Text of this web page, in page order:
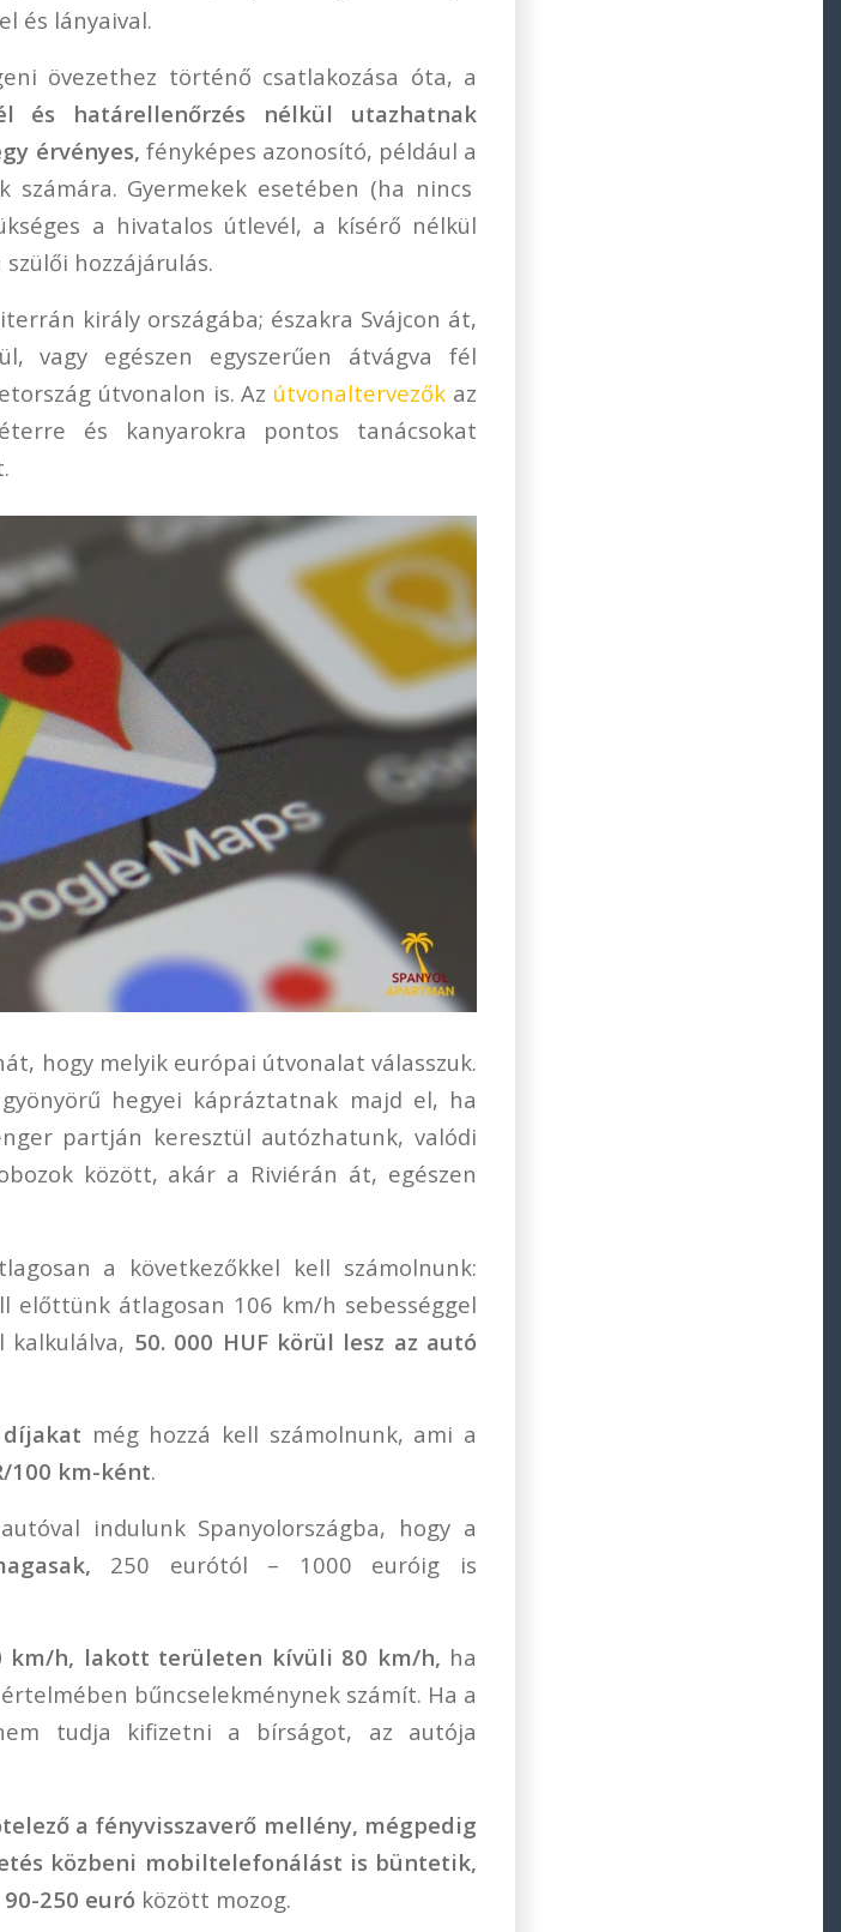
és lányaival.
övezethez történő csatlakozása óta, a
és határellenőrzés nélkül utazhatnak
érvényes, fényképes azonosító, például a
számára. Gyermekek esetében (ha nincs
a hivatalos útlevél, a kísérő nélkül
hozzájárulás.
király országába; északra Svájcon át,
vagy egészen egyszerűen átvágva fél
útvonalon is. Az útvonaltervezők az
és kanyarokra pontos tanácsokat
hogy melyik európai útvonalat válasszuk.
hegyei kápráztatnak majd el, ha
partján keresztül autózhatunk, valódi
között, akár a Riviérán át, egészen
a következőkkel kell számolnunk:
előttünk átlagosan 106 km/h sebességgel
kalkulálva, 50. 000 HUF körül lesz az autó
még hozzá kell számolnunk, ami a
100 km-ként.
indulunk Spanyolországba, hogy a
250 eurótól – 1000 euróig is
km/h, lakott területen kívüli 80 km/h, ha
bűncselekménynek számít. Ha a
tudja kifizetni a bírságot, az autója
a fényvisszaverő mellény, mégpedig
közbeni mobiltelefonálást is büntetik,
250 euró között mozog.